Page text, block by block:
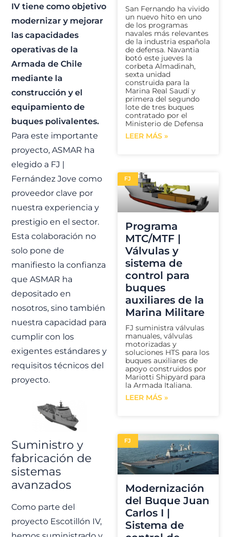
IV tiene como objetivo
modernizar y mejorar
las capacidades
operativas de la
Armada de Chile
mediante la
construcción y el
equipamiento de
buques polivalentes.
Para este importante
proyecto, ASMAR ha
elegido a FJ |
Fernández Jove como
proveedor clave por
nuestra experiencia y
prestigio en el sector.
Esta colaboración no
solo pone de
manifiesto la confianza
que ASMAR ha
depositado en
nosotros, sino también
nuestra capacidad para
cumplir con los
exigentes estándares y
requisitos técnicos del
proyecto.
Suministro y
fabricación de
sistemas
avanzados
Como parte del
proyecto Escotillón IV,
San Fernando ha vivido
un nuevo hito en uno
de los programas
navales más relevantes
de la industria española
de defensa. Navantia
botó este jueves la
corbeta Almadinah,
sexta unidad
construida para la
Marina Real Saudí y
primera del segundo
lote de tres buques
contratado por el
Ministerio de Defensa
LEER MÁS »
FJ
Programa
MTC/MTF |
Válvulas y
sistema de
control para
buques
auxiliares de la
Marina Militare
FJ suministra válvulas
manuales, válvulas
motorizadas y
soluciones HTS para los
buques auxiliares de
apoyo construidos por
Mariotti Shipyard para
la Armada Italiana.
LEER MÁS »
FJ
Modernización
del Buque Juan
Carlos I |
Sistema de